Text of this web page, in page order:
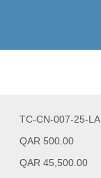
TC-CN-007-25-LA
QAR 500.00
QAR 45,500.00